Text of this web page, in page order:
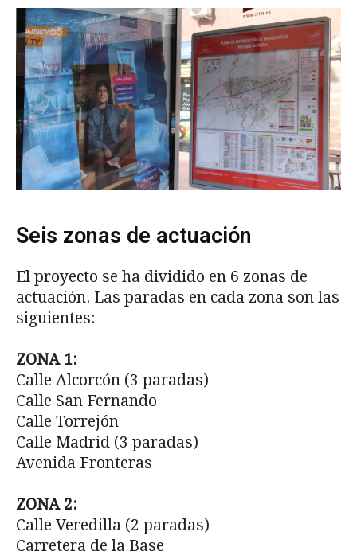
Seis zonas de actuación
El proyecto se ha dividido en 6 zonas de
actuación. Las paradas en cada zona son las
siguientes:
ZONA 1:
Calle Alcorcón (3 paradas)
Calle San Fernando
Calle Torrejón
Calle Madrid (3 paradas)
Avenida Fronteras
ZONA 2:
Calle Veredilla (2 paradas)
Carretera de la Base